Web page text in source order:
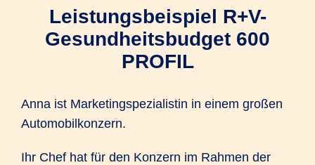
Leistungs­beispiel R+V-
Gesund­heits­budget 600
PROFIL
Anna ist Marketing­spezialistin in einem großen
Automobil­konzern.
Ihr Chef hat für den Konzern im Rahmen der